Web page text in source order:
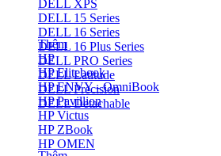
DELL XPS
DELL 15 Series
DELL 16 Series
DELL 16 Plus Series
DELL PRO Series
DELL Latitude
DELL Precision
DELL Detachable
Thêm
HP
HP Elitebook
HP ENVY - OmniBook
HP Pavillion
HP Victus
HP ZBook
HP OMEN